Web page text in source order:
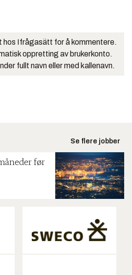
hos Ifrågasätt for å kommentere.
oppretting av brukerkonto.
fullt navn eller med kallenavn.
Se flere jobber
før